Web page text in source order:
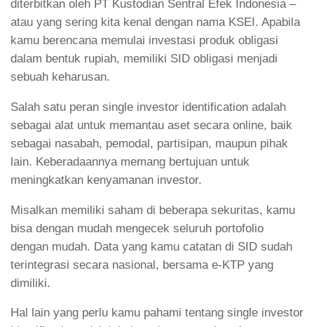
diterbitkan oleh PT Kustodian Sentral Efek Indonesia –
atau yang sering kita kenal dengan nama KSEI. Apabila
kamu berencana memulai investasi produk obligasi
dalam bentuk rupiah, memiliki SID obligasi menjadi
sebuah keharusan.
Salah satu peran single investor identification adalah
sebagai alat untuk memantau aset secara online, baik
sebagai nasabah, pemodal, partisipan, maupun pihak
lain. Keberadaannya memang bertujuan untuk
meningkatkan kenyamanan investor.
Misalkan memiliki saham di beberapa sekuritas, kamu
bisa dengan mudah mengecek seluruh portofolio
dengan mudah. Data yang kamu catatan di SID sudah
terintegrasi secara nasional, bersama e-KTP yang
dimiliki.
Hal lain yang perlu kamu pahami tentang single investor